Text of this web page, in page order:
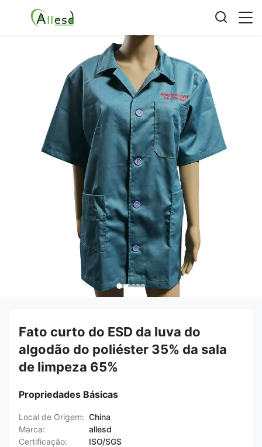
Fato curto do ESD da luva do
algodão do poliéster 35% da sala
de limpeza 65%
Propriedades Básicas
Local de Origem: China
Marca:
allesd
Certificação:
ISO/SGS